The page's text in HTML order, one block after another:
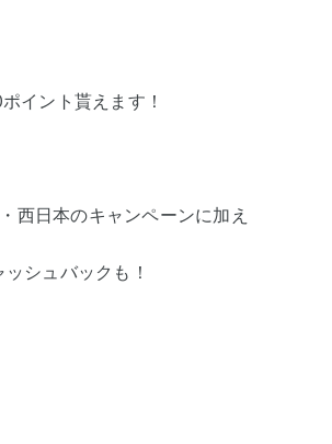
イント貰えます！
西日本のキャンペーンに加え
シュバックも！